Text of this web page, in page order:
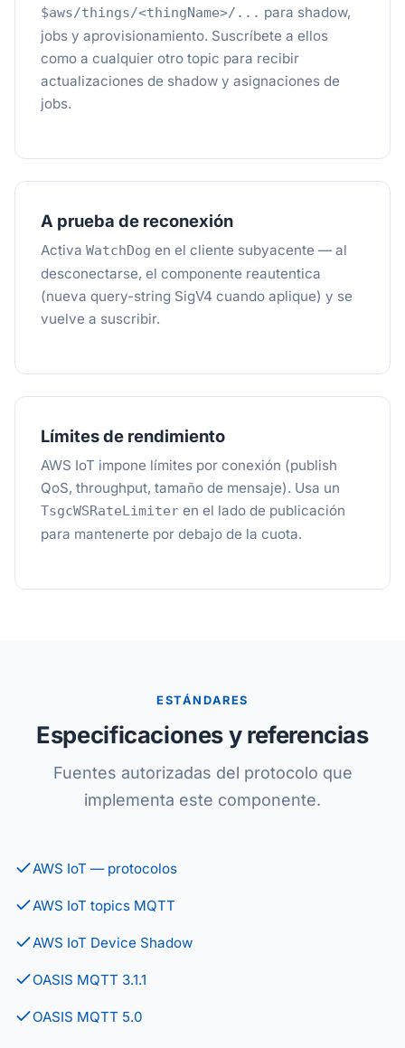
$aws/things/<thingName>/... para shadow,
jobs y aprovisionamiento. Suscríbete a ellos
como a cualquier otro topic para recibir
actualizaciones de shadow y asignaciones de
jobs.
A prueba de reconexión
Activa WatchDog en el cliente subyacente — al
desconectarse, el componente reautentica
(nueva query-string SigV4 cuando aplique) y se
vuelve a suscribir.
Límites de rendimiento
AWS IoT impone límites por conexión (publish
QoS, throughput, tamaño de mensaje). Usa un
TsgcWSRateLimiter en el lado de publicación
para mantenerte por debajo de la cuota.
ESTÁNDARES
Especificaciones y referencias
Fuentes autorizadas del protocolo que
implementa este componente.
AWS IoT — protocolos
AWS IoT topics MQTT
AWS IoT Device Shadow
OASIS MQTT 3.1.1
OASIS MQTT 5.0